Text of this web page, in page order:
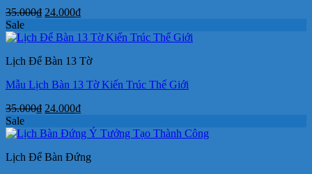
35.000₫ Giá
là:
24.000₫Giá
tại
24.000₫.
Sale
Lịch Để Bàn 13 Tờ
Mẫu Lịch Bàn 13 Tờ Kiến Trúc Thế Giới
35.000₫ Giá
là:
24.000₫Giá
tại
24.000₫.
Sale
Lịch Để Bàn Đứng